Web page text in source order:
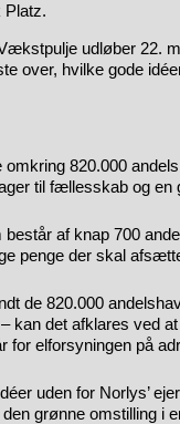
Platz.
udløber 22.
over, hvilke gode
820.000
til fællesskab og en
af knap 700
penge der skal
de 820.000
kan det afklares ved
for elforsyningen på
uden for Norlys’
grønne omstilling i